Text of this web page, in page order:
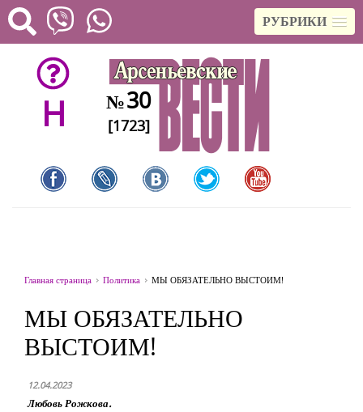
РУБРИКИ
H №30
[1723]
Главная страница Политика МЫ ОБЯЗАТЕЛЬНО ВЫСТОИМ!
МЫ ОБЯЗАТЕЛЬНО
ВЫСТОИМ!
12.04.2023
Любовь Рожкова.